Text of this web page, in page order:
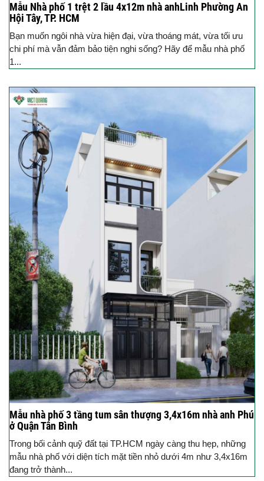
Mẫu Nhà phố 1 trệt 2 lầu 4x12m nhà anhLinh Phường An
Hội Tây, TP. HCM
Bạn muốn ngôi nhà vừa hiện đại, vừa thoáng mát, vừa tối ưu
chi phí mà vẫn đảm bảo tiện nghi sống? Hãy để mẫu nhà phố
1...
Mẫu nhà phố 3 tầng tum sân thượng 3,4x16m nhà anh Phú
ở Quận Tân Bình
Trong bối cảnh quỹ đất tại TP.HCM ngày càng thu hẹp, những
mẫu nhà phố với diện tích mặt tiền nhỏ dưới 4m như 3,4x16m
đang trở thành...